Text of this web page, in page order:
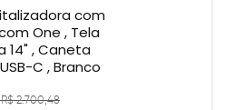
com
One , Tela
14" , Caneta
C , Branco
2.700,48